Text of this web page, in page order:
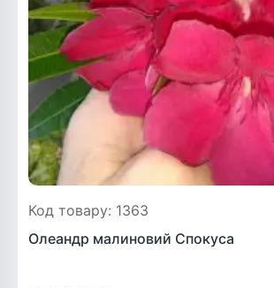
Код товару: 1363
Олеандр малиновий Спокуса